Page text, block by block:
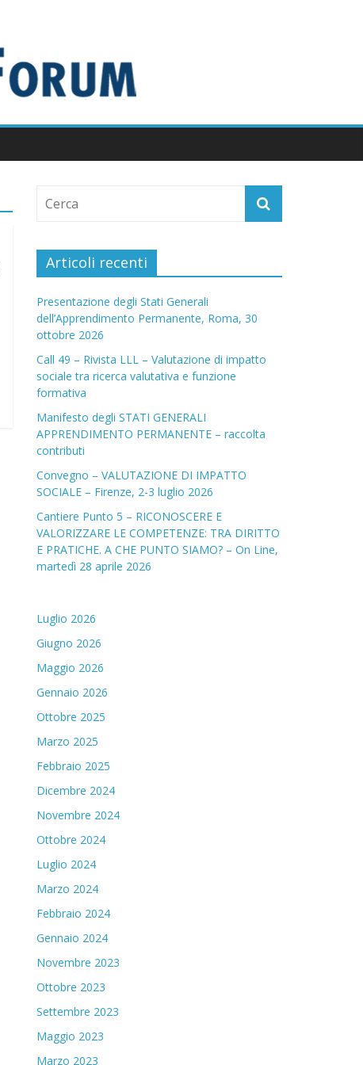
Articoli recenti
Presentazione degli Stati Generali
dell’Apprendimento Permanente, Roma, 30
ottobre 2026
Call 49 – Rivista LLL – Valutazione di impatto
sociale tra ricerca valutativa e funzione
formativa
Manifesto degli STATI GENERALI
APPRENDIMENTO PERMANENTE – raccolta
contributi
Convegno – VALUTAZIONE DI IMPATTO
SOCIALE – Firenze, 2-3 luglio 2026
Cantiere Punto 5 – RICONOSCERE E
VALORIZZARE LE COMPETENZE: TRA DIRITTO
E PRATICHE. A CHE PUNTO SIAMO? – On Line,
martedì 28 aprile 2026
Luglio 2026
Giugno 2026
Maggio 2026
Gennaio 2026
Ottobre 2025
Marzo 2025
Febbraio 2025
Dicembre 2024
Novembre 2024
Ottobre 2024
Luglio 2024
Marzo 2024
Febbraio 2024
Gennaio 2024
Novembre 2023
Ottobre 2023
Settembre 2023
Maggio 2023
Marzo 2023